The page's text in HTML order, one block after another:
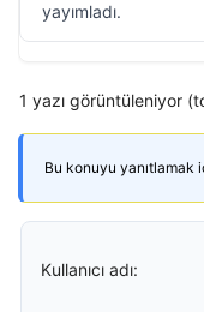
yayımladı.
1 yazı görüntüleniyor
Bu konuyu yanıtlamak
Kullanıcı adı: